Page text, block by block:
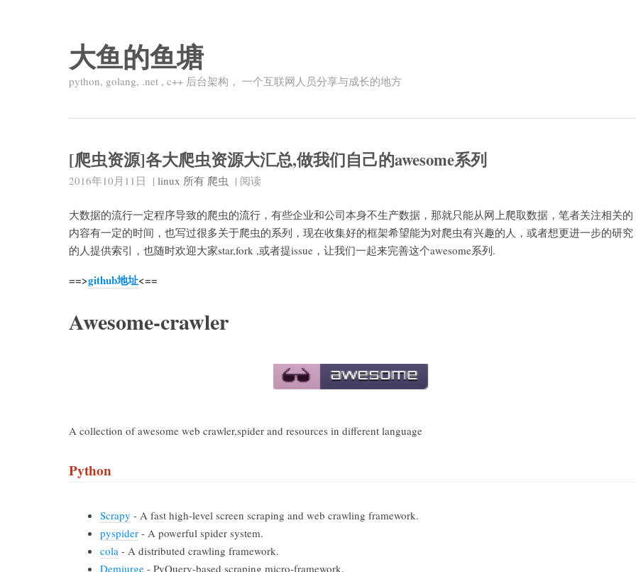
大鱼的鱼塘
python, golang, .net , c++ 后台架构， 一个互联网人员分享与成长的地方
[爬虫资源]各大爬虫资源大汇总,做我们自己的awesome系列
2016年10月11日 | linux 所有 爬虫 | 阅读
大数据的流行一定程序导致的爬虫的流行，有些企业和公司本身不生产数据，那就只能从网上爬取数据，笔者关注相关的
内容有一定的时间，也写过很多关于爬虫的系列，现在收集好的框架希望能为对爬虫有兴趣的人，或者想更进一步的研究
的人提供索引，也随时欢迎大家star,fork ,或者提issue，让我们一起来完善这个awesome系列.
==>github地址<==
Awesome-crawler
A collection of awesome web crawler,spider and resources in different language
Python
Scrapy - A fast high-level screen scraping and web crawling framework.
pyspider- A powerful spider system.
cola- A distributed crawling framework.
Demiurge- PyQuery-based scraping micro-framework.